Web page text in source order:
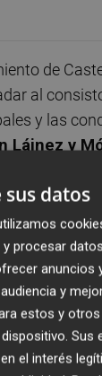
de
al
y las
Láinez y
por el
frontal
, una
y de
pensados
sus datos
procesar
y
estos y
el interés